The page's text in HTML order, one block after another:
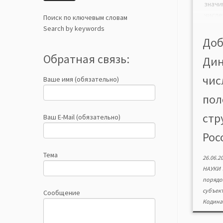
Поиск по ключевым словам
Search by keywords
Обратная связь:
Ваше имя (обязательно)
Ваш E-Mail (обязательно)
Тема
Сообщение
НАУКИ
Кодина